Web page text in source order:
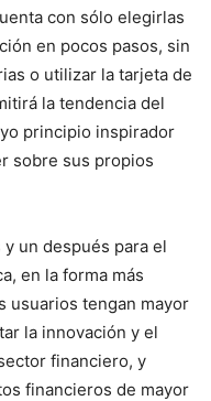
con sólo elegirlas
en pocos pasos, sin
o utilizar la tarjeta de
la tendencia del
principio inspirador
sobre sus propios
y un después para el
en la forma más
usuarios tengan mayor
la innovación y el
financiero, y
financieros de mayor